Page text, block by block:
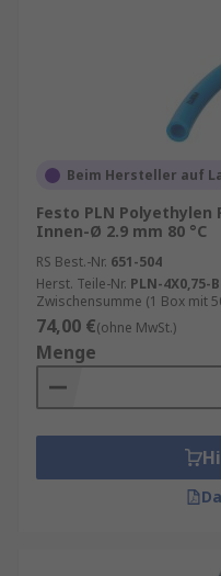
Beim Hersteller auf
Festo PLN Polyethylen
Innen-Ø 2.9 mm 80 °C
RS Best.-Nr. 651-504
Herst. Teile-Nr. PLN-4X0,75-
Zwischensumme (1 Box mit
74,00 €(ohne MwSt.)
Menge